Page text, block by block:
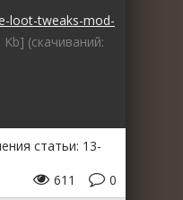
loot-tweaks-mod-
Kb] (cкачиваний:
статьи: 13-
0
611